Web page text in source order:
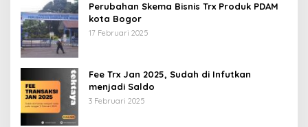
Perubahan Skema Bisnis Trx Produk PDAM
kota Bogor
17 Februari 2025
Fee Trx Jan 2025, Sudah di Infutkan
menjadi Saldo
3 Februari 2025